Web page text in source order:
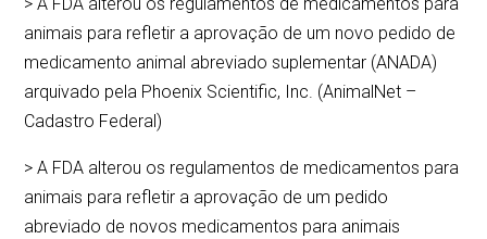
animais para refletir a aprovação de um novo pedido de
medicamento animal abreviado suplementar (ANADA)
arquivado pela Phoenix Scientific, Inc. (AnimalNet –
Cadastro Federal)
> A FDA alterou os regulamentos de medicamentos para
animais para refletir a aprovação de um pedido
abreviado de novos medicamentos para animais